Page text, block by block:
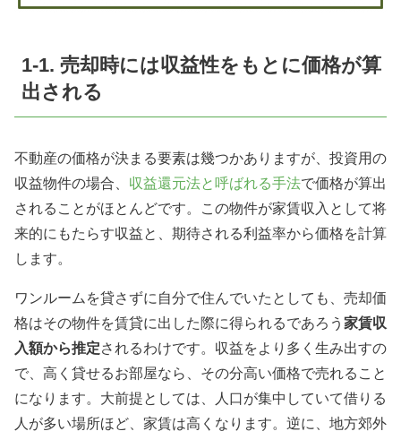
1-1. 売却時には収益性をもとに価格が算
出される
不動産の価格が決まる要素は幾つかありますが、投資用の
収益物件の場合、 収益還元法と呼ばれる手法で価格が算出
されることがほとんどです。この物件が家賃収入として将
来的にもたらす収益と、期待される利益率から価格を計算
します。
ワンルームを貸さずに自分で住んでいたとしても、売却価
格はその物件を賃貸に出した際に得られるであろう 家賃収
入額から推定されるわけです。収益をより多く生み出すの
で、高く貸せるお部屋なら、その分高い価格で売れること
になります。大前提としては、人口が集中していて借りる
人が多い場所ほど、家賃は高くなります。逆に、地方郊外